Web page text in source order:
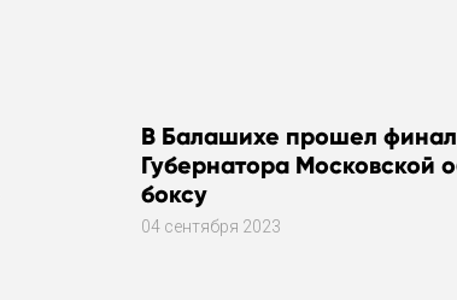
В Балашихе прошел финал
Губернатора Московской
боксу
04 сентября 2023